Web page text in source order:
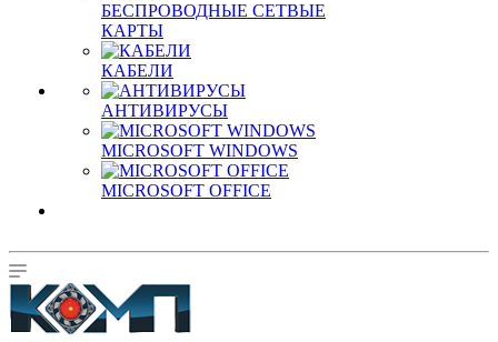
БЕСПРОВОДНЫЕ СЕТВЫЕ
КАРТЫ
КАБЕЛИ
АНТИВИРУСЫ
MICROSOFT WINDOWS
MICROSOFT OFFICE